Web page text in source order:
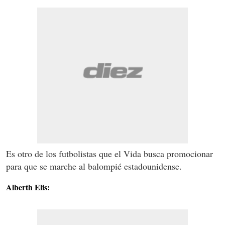
Es otro de los futbolistas que el Vida busca promocionar
para que se marche al balompié estadounidense.
Alberth Elis: